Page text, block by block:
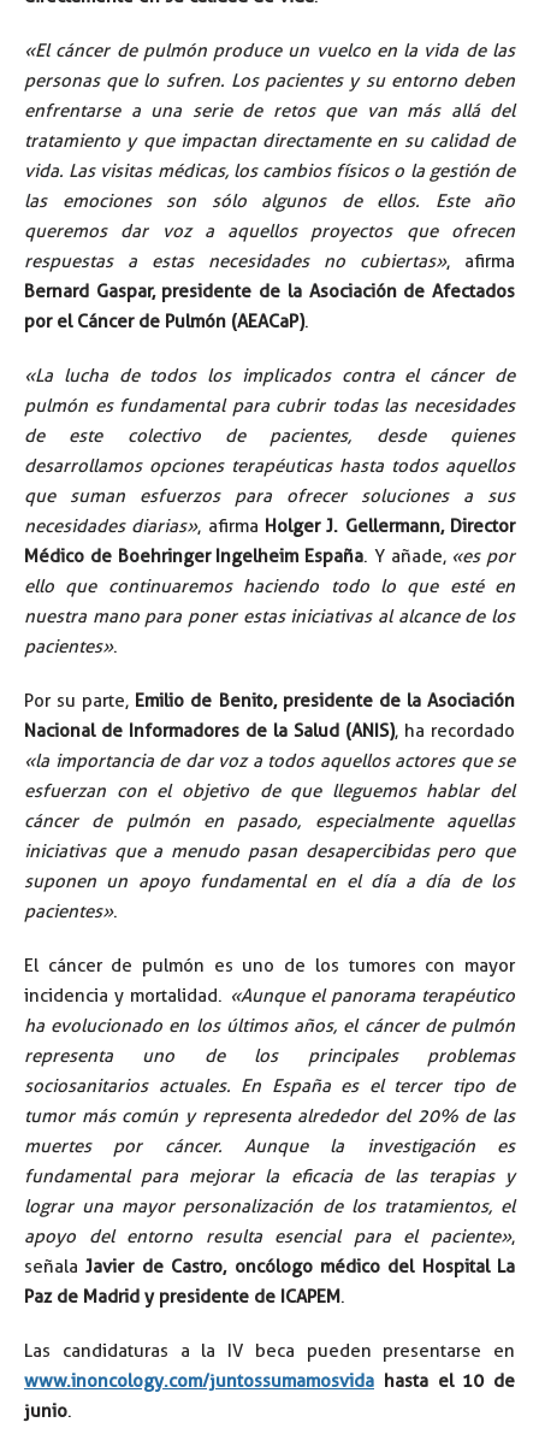
«El cáncer de pulmón produce un vuelco en la vida de las
personas que lo sufren. Los pacientes y su entorno deben
enfrentarse a una serie de retos que van más allá del
tratamiento y que impactan directamente en su calidad de
vida. Las visitas médicas, los cambios físicos o la gestión de
las emociones son sólo algunos de ellos. Este año
queremos dar voz a aquellos proyectos que ofrecen
respuestas a estas necesidades no cubiertas», afirma
Bernard Gaspar, presidente de la Asociación de Afectados
por el Cáncer de Pulmón (AEACaP).
«La lucha de todos los implicados contra el cáncer de
pulmón es fundamental para cubrir todas las necesidades
de este colectivo de pacientes, desde quienes
desarrollamos opciones terapéuticas hasta todos aquellos
que suman esfuerzos para ofrecer soluciones a sus
necesidades diarias», afirma Holger J. Gellermann, Director
Médico de Boehringer Ingelheim España. Y añade, «es por
ello que continuaremos haciendo todo lo que esté en
nuestra mano para poner estas iniciativas al alcance de los
pacientes».
Por su parte, Emilio de Benito, presidente de la Asociación
Nacional de Informadores de la Salud (ANIS), ha recordado
«la importancia de dar voz a todos aquellos actores que se
esfuerzan con el objetivo de que lleguemos hablar del
cáncer de pulmón en pasado, especialmente aquellas
iniciativas que a menudo pasan desapercibidas pero que
suponen un apoyo fundamental en el día a día de los
pacientes».
El cáncer de pulmón es uno de los tumores con mayor
incidencia y mortalidad. «Aunque el panorama terapéutico
ha evolucionado en los últimos años, el cáncer de pulmón
representa uno de los principales problemas
sociosanitarios actuales. En España es el tercer tipo de
tumor más común y representa alrededor del 20% de las
muertes por cáncer. Aunque la investigación es
fundamental para mejorar la eficacia de las terapias y
lograr una mayor personalización de los tratamientos, el
apoyo del entorno resulta esencial para el paciente»,
señalaJavier de Castro, oncólogo médico del Hospital La
Paz de Madrid y presidente de ICAPEM.
Las candidaturas a la IV beca pueden presentarse en
www.inoncology.com/juntossumamosvida hasta el 10 de
junio.